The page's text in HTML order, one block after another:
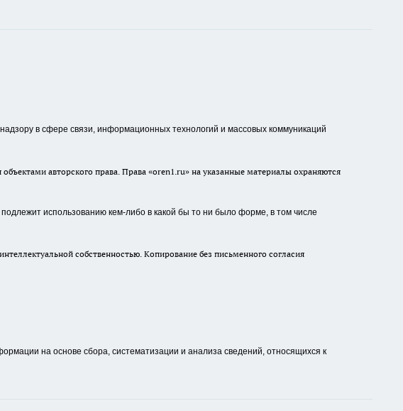
в сфере связи, информационных технологий и массовых коммуникаций
авторского права. Права «oren1.ru» на указанные материалы охраняются
использованию кем-либо в какой бы то ни было форме, в том числе
собственностью. Копирование без письменного согласия
на основе сбора, систематизации и анализа сведений, относящихся к